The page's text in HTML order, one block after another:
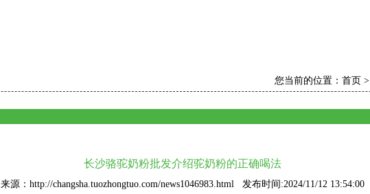
您当前的位置： 首页 >
长沙骆驼奶粉批发介绍驼奶粉的正确喝法
来源：http://changsha.tuozhongtuo.com/news1046983.html 发布时间:2024/11/12 13:54:00